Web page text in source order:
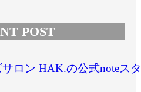
POST
ロン HAK.の公式noteスタ